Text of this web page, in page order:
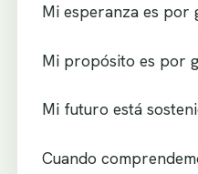
Mi esperanza es por
Mi propósito es por
Mi futuro está
Cuando